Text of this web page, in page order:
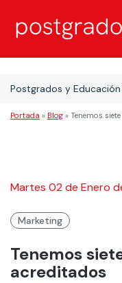
Postgrados y
Portada » Blog » Tenemos
Martes 02 de Enero
Marketing
Tenemos
acreditados